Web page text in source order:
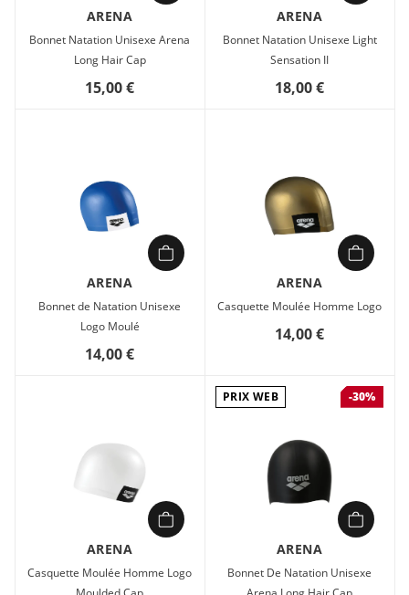
pour rester concentré sur vos objectifs sans sacrifier votre
ARENA
Bonnet Natation Unisexe Arena
Long Hair Cap
15,00 €
ARENA
Bonnet Natation Unisexe Light
Sensation II
18,00 €
ARENA
Bonnet de Natation Unisexe
Logo Moulé
14,00 €
ARENA
Casquette Moulée Homme Logo
14,00 €
ARENA
Casquette Moulée Homme Logo
PRIX WEB -30%
ARENA
Bonnet De Natation Unisexe